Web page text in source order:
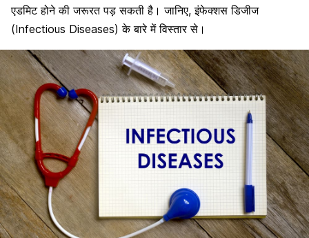
एडमिट होने की जरूरत पड़ सकती है। जानिए, इंफेक्शस डिजीज
(Infectious Diseases) के बारे में विस्तार से।